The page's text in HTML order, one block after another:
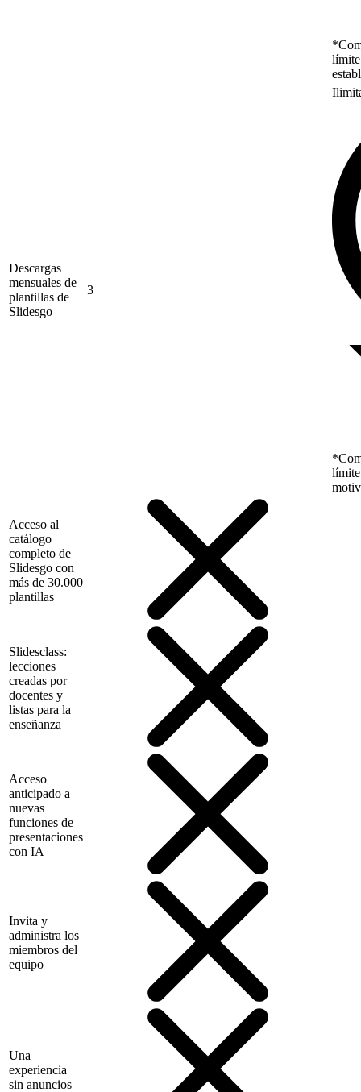
Descargas
mensuales de
plantillas de
Slidesgo
3
límite
Acceso al
catálogo
completo de
Slidesgo con
más de 30.000
plantillas
Slidesclass:
lecciones
creadas por
docentes y
listas para la
enseñanza
Acceso
anticipado a
nuevas
funciones de
presentaciones
con IA
Invita y
administra los
miembros del
equipo
Una
experiencia
sin anuncios